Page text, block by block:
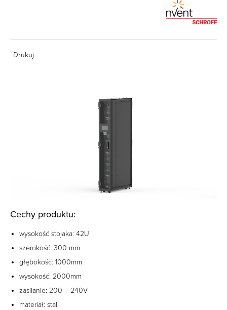
Drukuj
Cechy produktu:
wysokość stojaka: 42U
szerokość: 300 mm
głębokość: 1000mm
wysokość: 2000mm
zasilanie: 200 – 240V
materiał: stal